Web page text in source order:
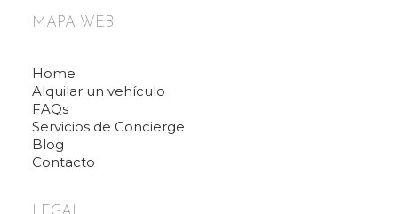
MAPA WEB
Home
Alquilar un vehículo
FAQs
Servicios de Concierge
Blog
Contacto